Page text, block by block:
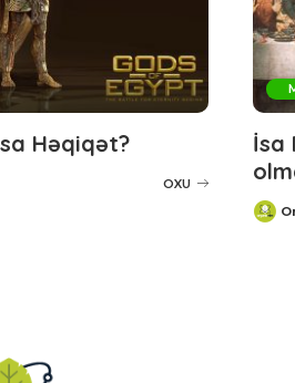
Həqiqət?
OXU
İsa